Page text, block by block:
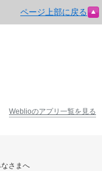
ページ上部に戻る
Weblioのアプリ一覧を見る
さまへ